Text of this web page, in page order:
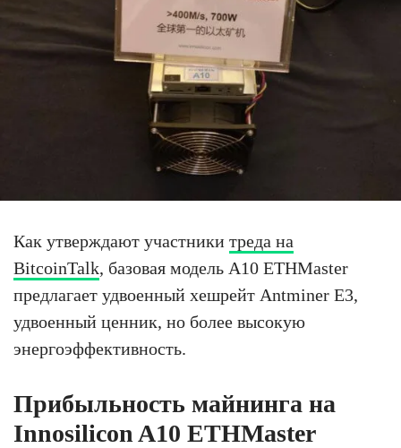
Как утверждают участники треда на
BitcoinTalk, базовая модель A10 ETHMaster
предлагает удвоенный хешрейт Antminer E3,
удвоенный ценник, но более высокую
энергоэффективность.
Прибыльность майнинга на
Innosilicon A10 ETHMaster